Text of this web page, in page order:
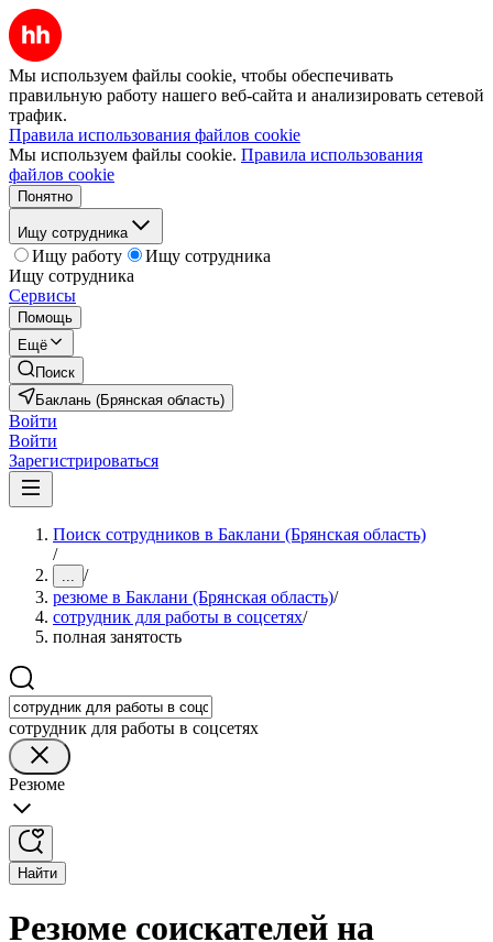
Мы используем файлы cookie, чтобы обеспечивать
правильную работу нашего веб-сайта и анализировать сетевой
трафик.
Правила использования файлов cookie
Мы используем файлы cookie. Правила использования
файлов cookie
Понятно
Ищу сотрудника
Ищу работу
Ищу сотрудника
Ищу сотрудника
Сервисы
Помощь
Ещё
Поиск
Баклань (Брянская область)
Войти
Войти
Зарегистрироваться
Поиск сотрудников в Баклани (Брянская область)
/
... /
резюме в Баклани (Брянская область)/
сотрудник для работы в соцсетях/
полная занятость
сотрудник для работы в соцсетях
Резюме
Найти
Резюме соискателей на